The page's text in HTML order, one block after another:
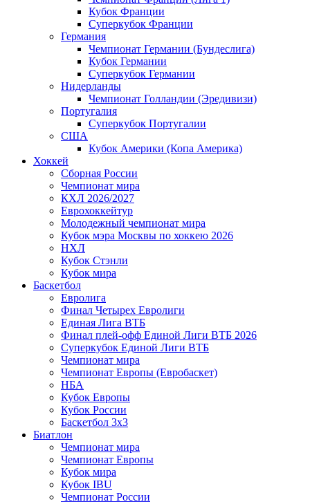
Кубок Франции
Суперкубок Франции
Германия
Чемпионат Германии (Бундеслига)
Кубок Германии
Суперкубок Германии
Нидерланды
Чемпионат Голландии (Эредивизи)
Португалия
Суперкубок Португалии
США
Кубок Америки (Копа Америка)
Хоккей
Сборная России
Чемпионат мира
КХЛ 2026/2027
Еврохоккейтур
Молодежный чемпионат мира
Кубок мэра Москвы по хоккею 2026
НХЛ
Кубок Стэнли
Кубок мира
Баскетбол
Евролига
Финал Четырех Евролиги
Единая Лига ВТБ
Финал плей-офф Единой Лиги ВТБ 2026
Суперкубок Единой Лиги ВТБ
Чемпионат мира
Чемпионат Европы (Евробаскет)
НБА
Кубок Европы
Кубок России
Баскетбол 3х3
Биатлон
Чемпионат мира
Чемпионат Европы
Кубок мира
Кубок IBU
Чемпионат России